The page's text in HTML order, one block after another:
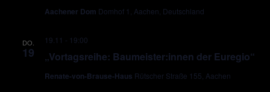
Aachener Dom Domhof 1, Aachen, Deutschland
DO.
19 „Vortagsreihe: Baumeister:innen der Euregio“
19.11 - 19:00
Renate-von-Brause-Haus Rütscher Straße 155, Aachen